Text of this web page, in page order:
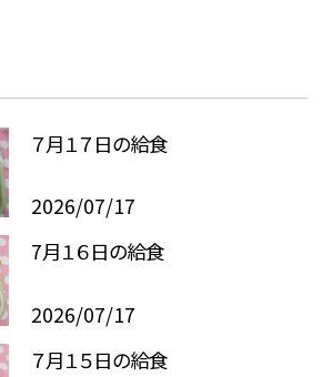
７月１７日の給食
2026/07/17
7月１６日の給食
2026/07/17
７月１５日の給食